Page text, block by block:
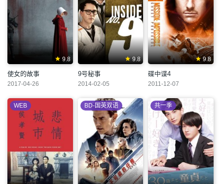
9.8
使女的故事
2017-04-26
9.8
9号秘事
2014-02-05
9.8
碟中谍4
2011-12-07
WEB BD-国英双语 共一季